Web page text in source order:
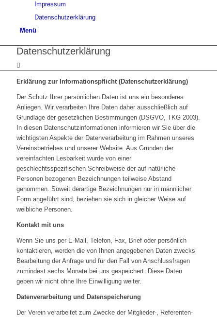
Impressum
Datenschutzerklärung
Menü
Datenschutzerklärung
Erklärung zur Informationspflicht (Datenschutzerklärung)
Der Schutz Ihrer persönlichen Daten ist uns ein besonderes
Anliegen. Wir verarbeiten Ihre Daten daher ausschließlich auf
Grundlage der gesetzlichen Bestimmungen (DSGVO, TKG 2003).
In diesen Datenschutzinformationen informieren wir Sie über die
wichtigsten Aspekte der Datenverarbeitung im Rahmen unseres
Vereinsbetriebes und unserer Website. Aus Gründen der
vereinfachten Lesbarkeit wurde von einer
geschlechtsspezifischen Schreibweise der auf natürliche
Personen bezogenen Bezeichnungen teilweise Abstand
genommen. Soweit derartige Bezeichnungen nur in männlicher
Form angeführt sind, beziehen sie sich in gleicher Weise auf
weibliche Personen.
Kontakt mit uns
Wenn Sie uns per E-Mail, Telefon, Fax, Brief oder persönlich
kontaktieren, werden die von Ihnen angegebenen Daten zwecks
Bearbeitung der Anfrage und für den Fall von Anschlussfragen
zumindest sechs Monate bei uns gespeichert. Diese Daten
geben wir nicht ohne Ihre Einwilligung weiter.
Datenverarbeitung und Datenspeicherung
Der Verein verarbeitet zum Zwecke der Mitglieder-, Referenten-